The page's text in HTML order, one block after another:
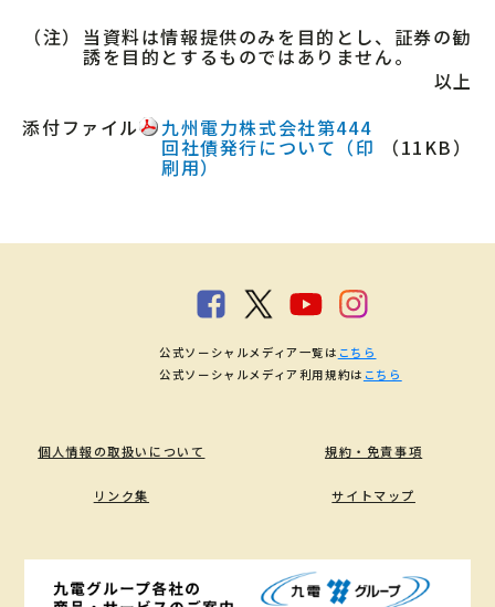
（注） 当資料は情報提供のみを目的とし、証券の勧
誘を目的とするものではありません。
以上
添付ファイル
九州電力株式会社第444
回社債発行について（印
刷用）
（11KB）
個人情報の取扱いについて 規約・免責事項
リンク集 サイトマップ
公式ソーシャルメディア一覧は こちら
公式ソーシャルメディア利用規約は こちら